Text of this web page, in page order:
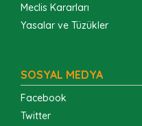
Meclis Kararları
Yasalar ve Tüzükler
SOSYAL MEDYA
Facebook
Twitter